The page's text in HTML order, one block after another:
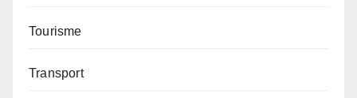
Tourisme
Transport